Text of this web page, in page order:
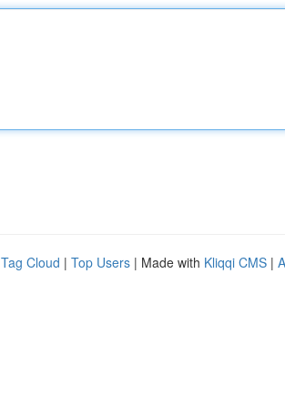
Tag Cloud | Top Users | Made with Kliqqi CMS |